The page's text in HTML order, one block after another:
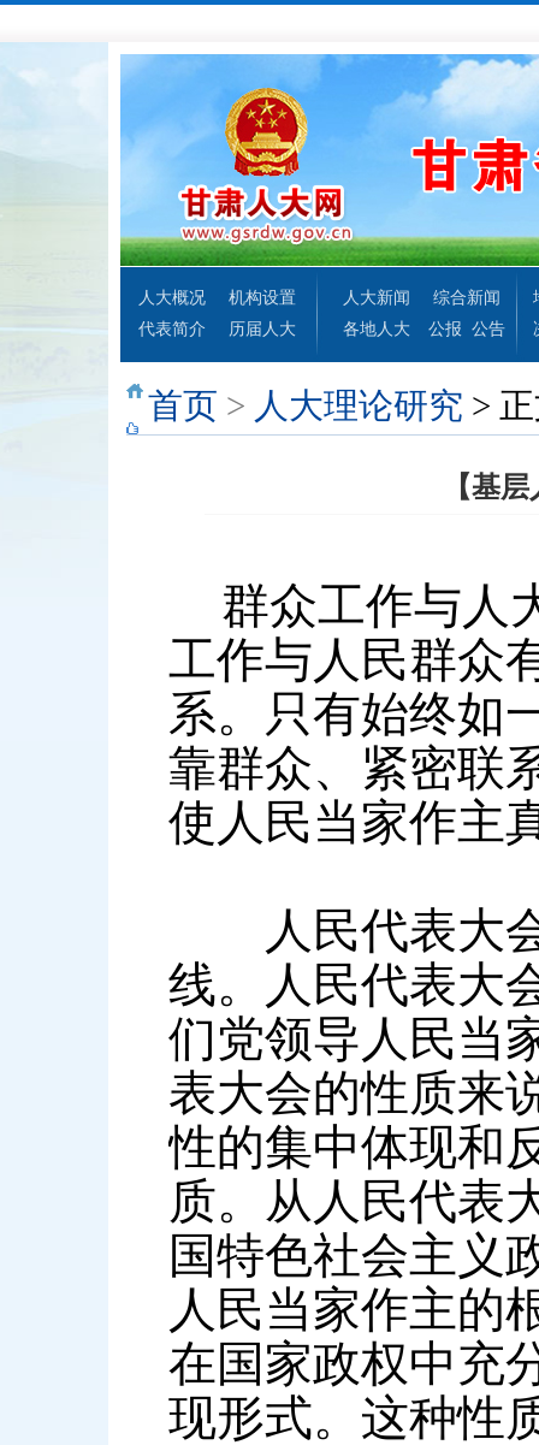
人大概况
机构设置
代表简介
历届人大
人大新闻
综合新闻
各地人大
公报 公告
首页 > 人大理论研究 >
【基
群众工作与人
工作与人民群众
系。只有始终如
靠群众、紧密联
使人民当家作主
人民代表大会
线。人民代表大
们党领导人民当
表大会的性质来
性的集中体现和
质。从人民代表
国特色社会主义
人民当家作主的
在国家政权中充
现形式。这种性